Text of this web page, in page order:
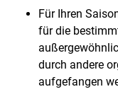
Für Ihren
für die
durch andere
aufgefangen